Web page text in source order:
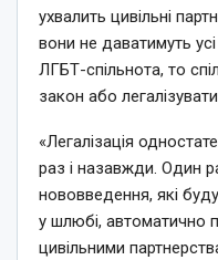
ухвалить цивільні
вони не даватимуть
ЛГБТ-спільнота, то
закон або
«Легалізація
раз і назавжди. Один
нововведення, які
у шлюбі, автоматично
цивільними